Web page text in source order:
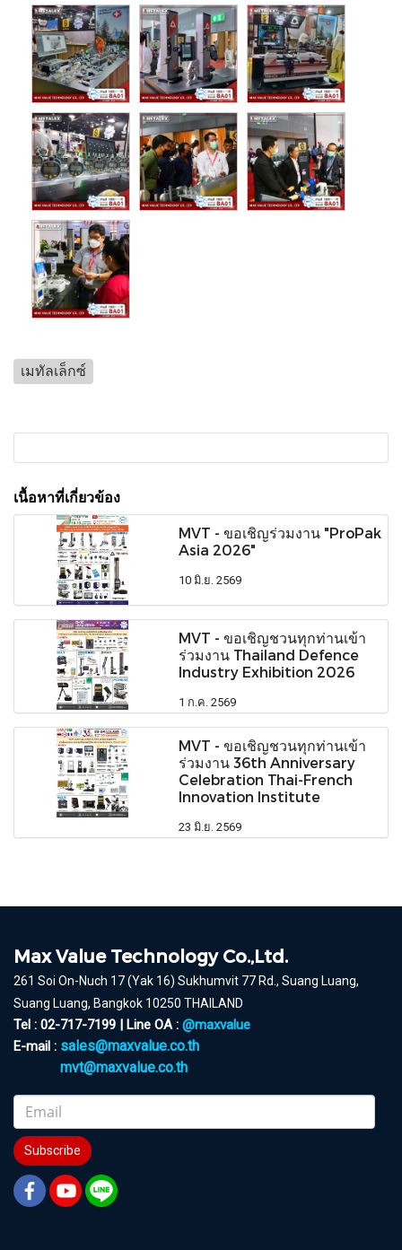
เมทัลเล็กซ์
เนื้อหาที่เกี่ยวข้อง
MVT - ขอเชิญร่วมงาน "ProPak
Asia 2026"
10 มิ.ย. 2569
MVT - ขอเชิญชวนทุกท่านเข้า
ร่วมงาน Thailand Defence
Industry Exhibition 2026
1 ก.ค. 2569
MVT - ขอเชิญชวนทุกท่านเข้า
ร่วมงาน 36th Anniversary
Celebration Thai-French
Innovation Institute
23 มิ.ย. 2569
Max Value Technology Co.,Ltd.
261 Soi On-Nuch 17 (Yak 16) Sukhumvit 77 Rd., Suang Luang,
Suang Luang, Bangkok 10250 THAILAND
Tel : 02-717-7199 | Line OA : @maxvalue
E-mail : sales@maxvalue.co.th
mvt@maxvalue.co.th
Subscribe